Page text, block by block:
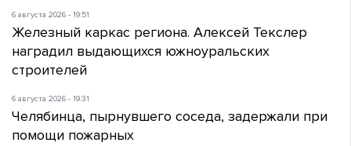
6 августа 2026 - 19:51
Железный каркас региона. Алексей Текслер
наградил выдающихся южноуральских
строителей
6 августа 2026 - 19:31
Челябинца, пырнувшего соседа, задержали при
помощи пожарных